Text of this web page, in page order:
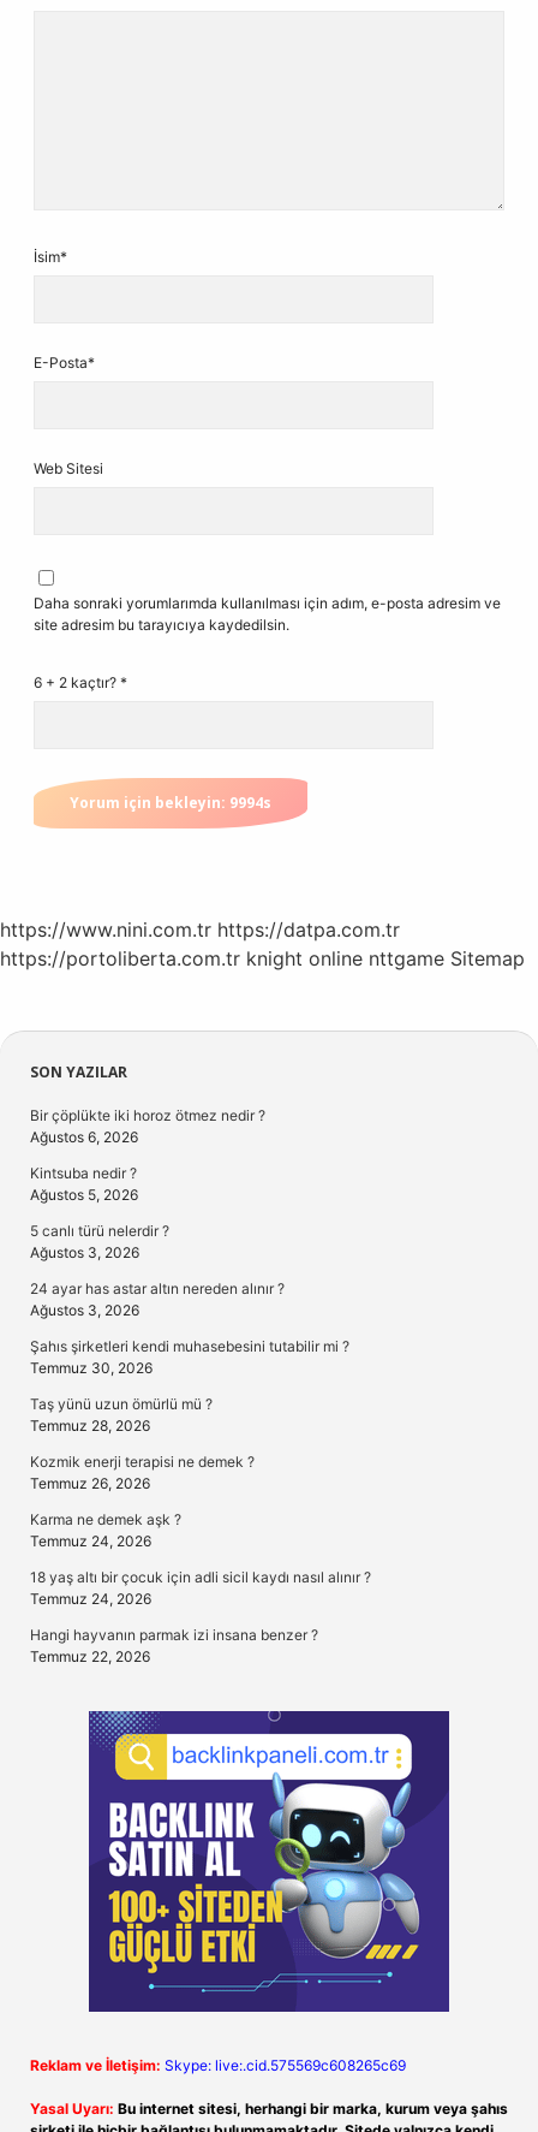
İsim*
E-Posta*
Web Sitesi
Daha sonraki yorumlarımda kullanılması için adım, e-posta adresim ve
site adresim bu tarayıcıya kaydedilsin.
6 + 2 kaçtır? *
https://www.nini.com.tr https://datpa.com.tr
https://portoliberta.com.tr knight online nttgame Sitemap
Sidebar
SON YAZILAR
Bir çöplükte iki horoz ötmez nedir ?
Ağustos 6, 2026
Kintsuba nedir ?
Ağustos 5, 2026
5 canlı türü nelerdir ?
Ağustos 3, 2026
24 ayar has astar altın nereden alınır ?
Ağustos 3, 2026
Şahıs şirketleri kendi muhasebesini tutabilir mi ?
Temmuz 30, 2026
Taş yünü uzun ömürlü mü ?
Temmuz 28, 2026
Kozmik enerji terapisi ne demek ?
Temmuz 26, 2026
Karma ne demek aşk ?
Temmuz 24, 2026
18 yaş altı bir çocuk için adli sicil kaydı nasıl alınır ?
Temmuz 24, 2026
Hangi hayvanın parmak izi insana benzer ?
Temmuz 22, 2026
Reklam ve İletişim: Skype: live:.cid.575569c608265c69
Yasal Uyarı: Bu internet sitesi, herhangi bir marka, kurum veya şahıs